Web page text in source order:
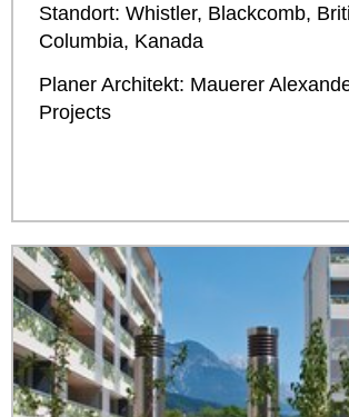
Standort: Whistler, Blackcomb,
Columbia, Kanada
Planer Architekt: Mauerer
Projects